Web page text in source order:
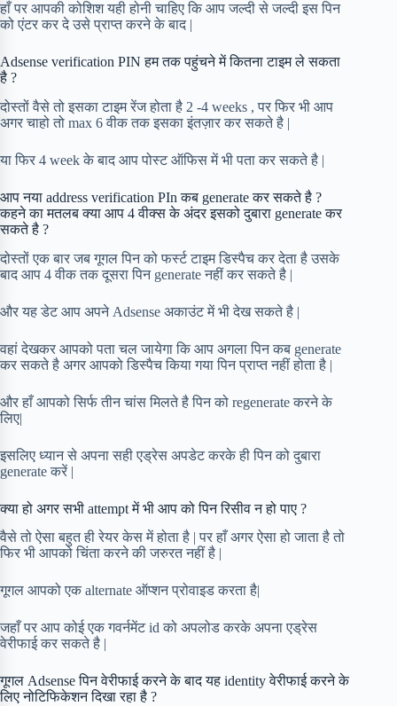
हाँ पर आपकी कोशिश यही होनी चाहिए कि आप जल्दी से जल्दी इस पिन
को एंटर कर दे उसे प्राप्त करने के बाद |
Adsense verification PIN हम तक पहुंचने में कितना टाइम ले सकता
है ?
दोस्तों वैसे तो इसका टाइम रेंज होता है 2 -4 weeks , पर फिर भी आप
अगर चाहो तो max 6 वीक तक इसका इंतज़ार कर सकते है |
या फिर 4 week के बाद आप पोस्ट ऑफिस में भी पता कर सकते है |
आप नया address verification PIn कब generate कर सकते है ?
कहने का मतलब क्या आप 4 वीक्स के अंदर इसको दुबारा generate कर
सकते है ?
दोस्तों एक बार जब गूगल पिन को फर्स्ट टाइम डिस्पैच कर देता है उसके
बाद आप 4 वीक तक दूसरा पिन generate नहीं कर सकते है |
और यह डेट आप अपने Adsense अकाउंट में भी देख सकते है |
वहां देखकर आपको पता चल जायेगा कि आप अगला पिन कब generate
कर सकते है अगर आपको डिस्पैच किया गया पिन प्राप्त नहीं होता है |
और हाँ आपको सिर्फ तीन चांस मिलते है पिन को regenerate करने के
लिए|
इसलिए ध्यान से अपना सही एड्रेस अपडेट करके ही पिन को दुबारा
generate करें |
क्या हो अगर सभी attempt में भी आप को पिन रिसीव न हो पाए ?
वैसे तो ऐसा बहुत ही रेयर केस में होता है | पर हाँ अगर ऐसा हो जाता है तो
फिर भी आपको चिंता करने की जरुरत नहीं है |
गूगल आपको एक alternate ऑप्शन प्रोवाइड करता है|
जहाँ पर आप कोई एक गवर्नमेंट id को अपलोड करके अपना एड्रेस
वेरीफाई कर सकते है |
गूगल Adsense पिन वेरीफाई करने के बाद यह identity वेरीफाई करने के
लिए नोटिफिकेशन दिखा रहा है ?